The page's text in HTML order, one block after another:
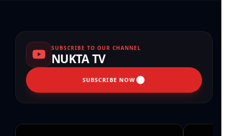
SUBSCRIBE TO OUR CHANNEL
NUKTA TV
SUBSCRIBE NOW